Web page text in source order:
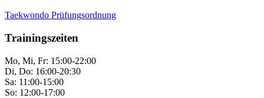
Taekwondo Prüfungsordnung
Trainingszeiten
Mo, Mi, Fr: 15:00-22:00
Di, Do: 16:00-20:30
Sa: 11:00-15:00
So: 12:00-17:00